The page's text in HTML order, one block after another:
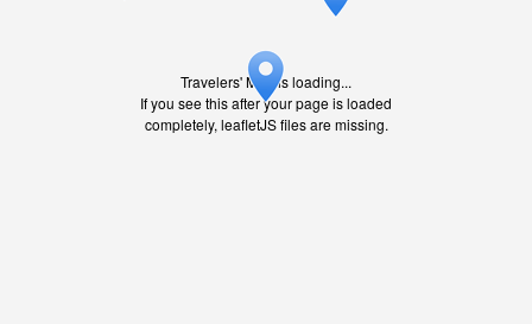
Travelers' Map is loading...
If you see this after your page is loaded
completely, leafletJS files are missing.